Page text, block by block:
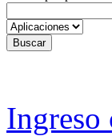
Ingreso